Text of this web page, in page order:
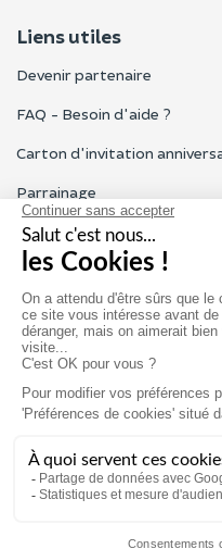
Liens utiles
Devenir partenaire
FAQ - Besoin d'aide ?
Carton d'invitation
Parrainage
Tous les avis Funbooker
Particuliers,
Notre service client est
Nous contacter
Mentions légales